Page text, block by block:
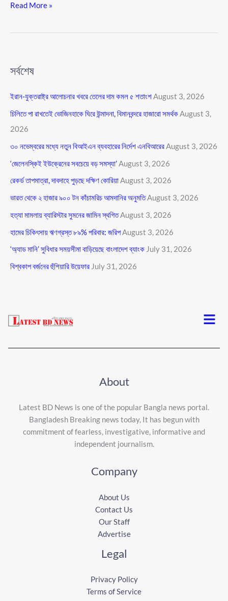
Read More »
সর্বশেষ
ইরান-যুক্তরাষ্ট্র আলোচনার খবরে তেলের দাম কমল ৫ শতাংশAugust 3, 2026
চিলিতে পা রাখতেই ভোজিনহাকে ঘিরে উন্মাদনা, বিমানবন্দরে হাজারো সমর্থকAugust 3,
2026
৩০ নভেম্বরের মধ্যে নতুন বিআইএন ব্যবহারের নির্দেশ এনবিআরেরAugust 3, 2026
‘জেলেনস্কিই ইউক্রেনের সবচেয়ে বড় সমস্যা’August 3, 2026
রেকর্ড তাপমাত্রা, দাবদাহে পুড়ছে দক্ষিণ কোরিয়াAugust 3, 2026
ভারত থেকে ২ হাজার ৯০০ টন কাঁচামরিচ আমদানির অনুমতিAugust 3, 2026
হত্যা মামলায় ব্যারিস্টার সুমনের জামিন স্থগিতAugust 3, 2026
হামের চিকিৎসায় ঋণগ্রস্ত ৮৯% পরিবার: জরিপAugust 3, 2026
‘অ্যাড মানি’ সুবিধার সময়সীমা বাড়িয়েছে বাংলাদেশ ব্যাংক July 31, 2026
বিশ্বকাপ বর্জনের হুঁশিয়ারি উয়েফার July 31, 2026
Menu
About
Latest BD News is one of the popular Bangla news portal.
Bangladesh Breaking news today, It has begun with
commitment of fearless, investigative, informative and
independent journalism.
Company
About Us
Contact Us
Our Staff
Advertise
Legal
Privacy Policy
Terms of Service